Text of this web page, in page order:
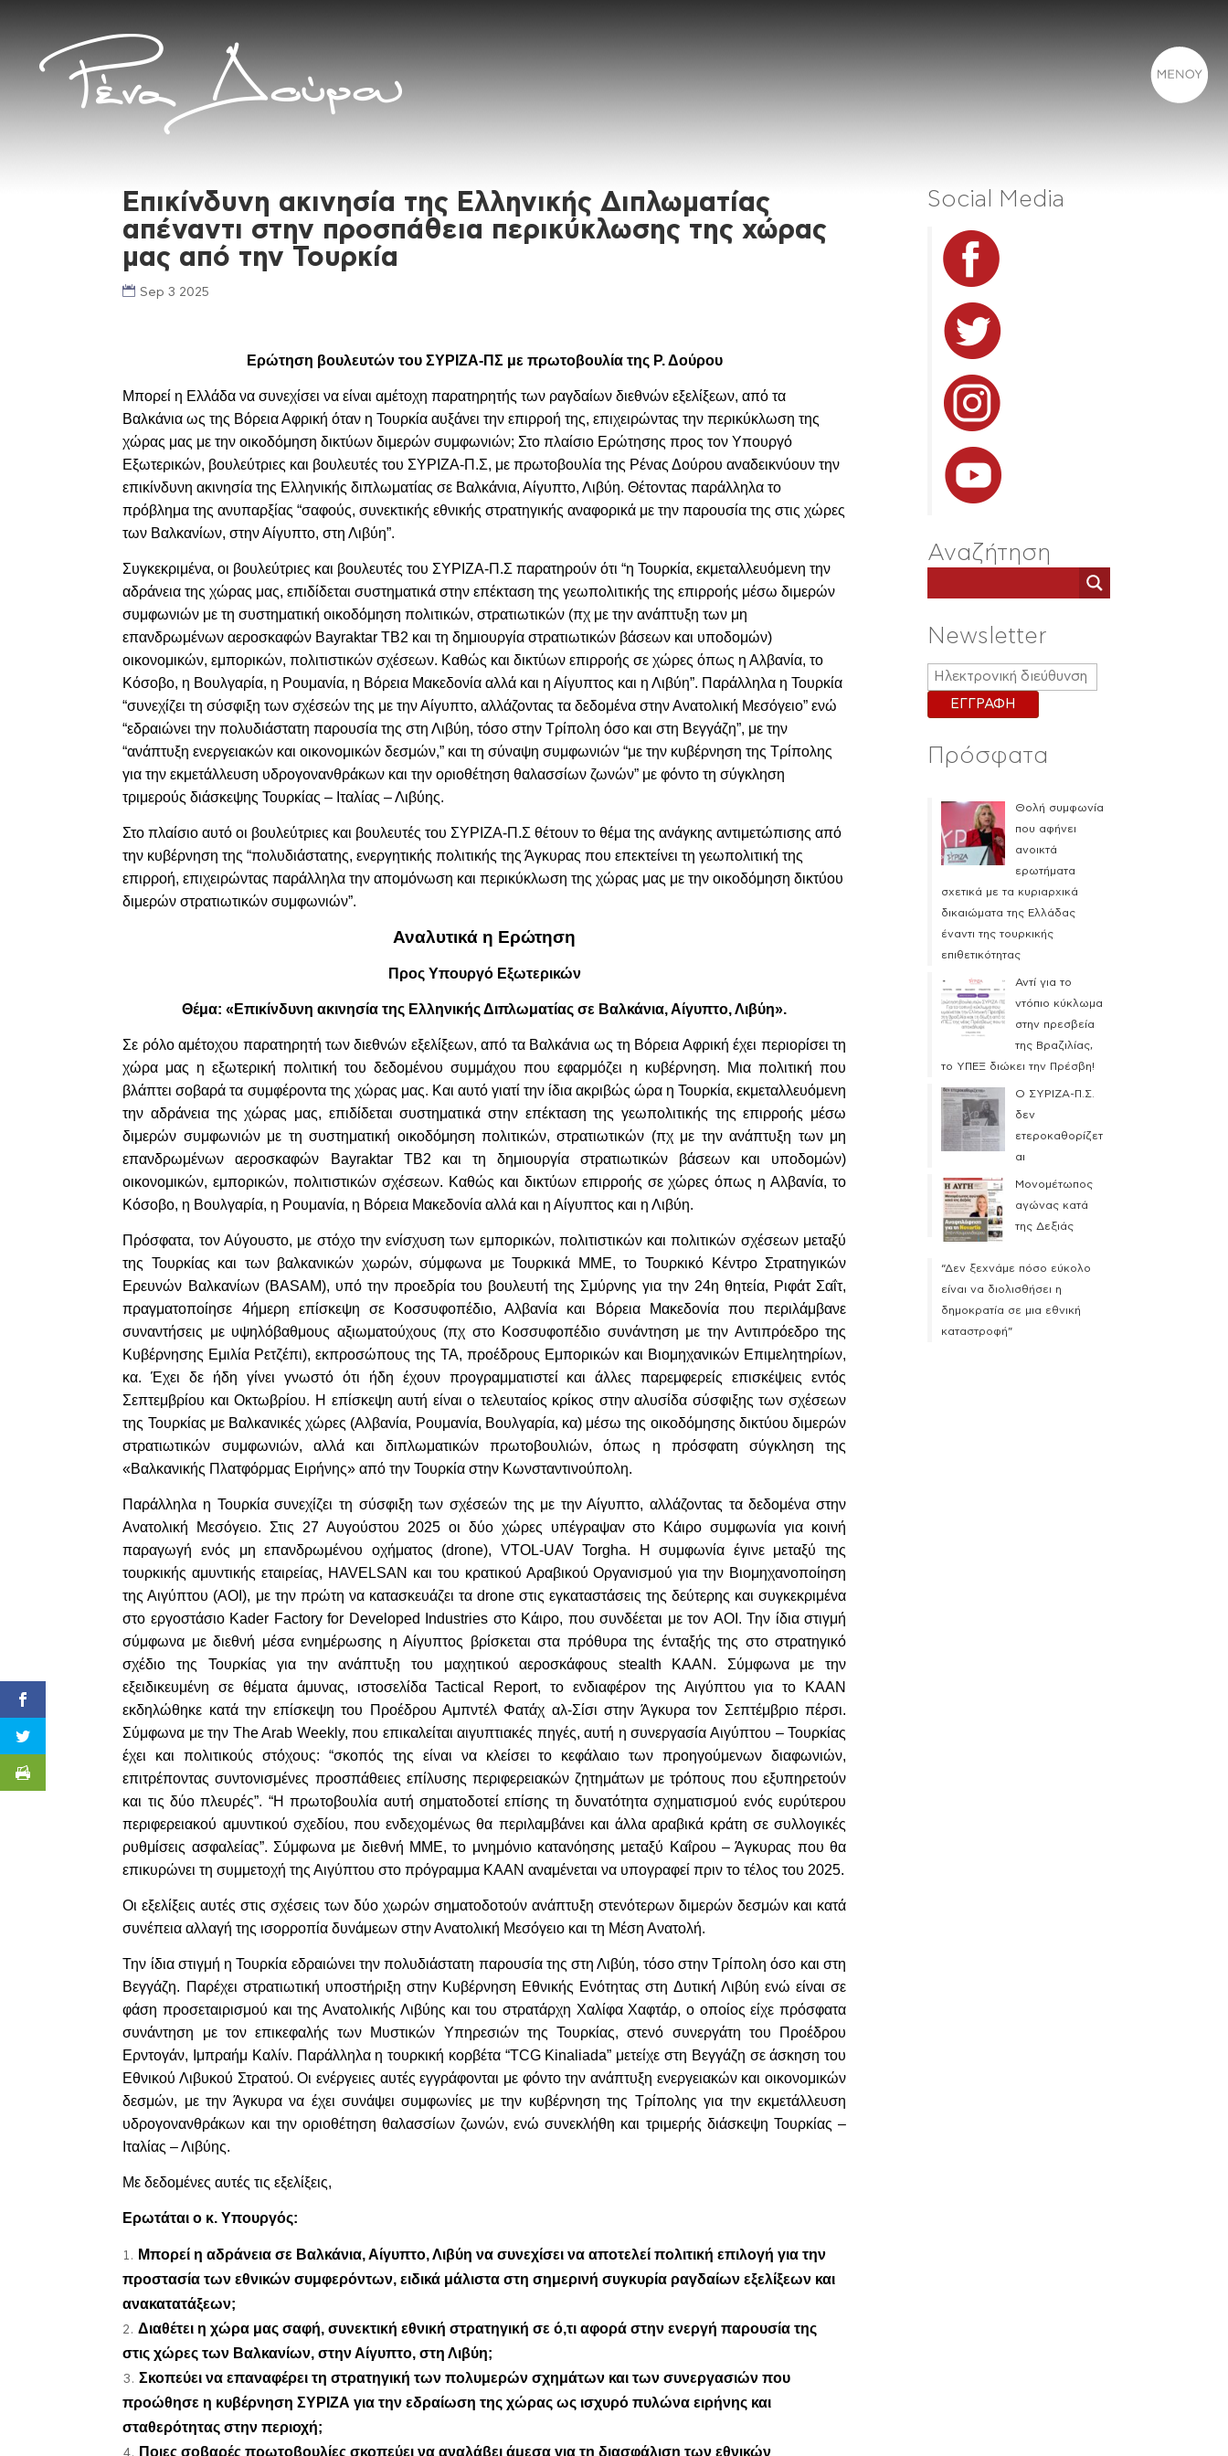
Επικίνδυνη ακινησία της Ελληνικής Διπλωματίας
απέναντι στην προσπάθεια περικύκλωσης της χώρας
μας από την Τουρκία
Sep 3 2025
Ερώτηση βουλευτών του ΣΥΡΙΖΑ-ΠΣ με πρωτοβουλία της Ρ. Δούρου
Μπορεί η Ελλάδα να συνεχίσει να είναι αμέτοχη παρατηρητής των ραγδαίων διεθνών εξελίξεων, από τα
Βαλκάνια ως της Βόρεια Αφρική όταν η Τουρκία αυξάνει την επιρροή της, επιχειρώντας την περικύκλωση της
χώρας μας με την οικοδόμηση δικτύων διμερών συμφωνιών; Στο πλαίσιο Ερώτησης προς τον Υπουργό
Εξωτερικών, βουλεύτριες και βουλευτές του ΣΥΡΙΖΑ-Π.Σ, με πρωτοβουλία της Ρένας Δούρου αναδεικνύουν την
επικίνδυνη ακινησία της Ελληνικής διπλωματίαςσε Βαλκάνια, Αίγυπτο, Λιβύη. Θέτοντας παράλληλα το
πρόβλημα της ανυπαρξίας “σαφούς, συνεκτικής εθνικής στρατηγικής αναφορικά με την παρουσία της στις χώρες
των Βαλκανίων, στην Αίγυπτο, στη Λιβύη”.
Συγκεκριμένα, οι βουλεύτριες και βουλευτές του ΣΥΡΙΖΑ-Π.Σ παρατηρούν ότι “η Τουρκία, εκμεταλλευόμενη την
αδράνεια της χώρας μας, επιδίδεται συστηματικά στην επέκταση της γεωπολιτικής της επιρροής μέσω διμερών
συμφωνιών με τη συστηματική οικοδόμηση πολιτικών, στρατιωτικών (πχ με την ανάπτυξη των μη
επανδρωμένων αεροσκαφών Bayraktar TB2 και τη δημιουργία στρατιωτικών βάσεων και υποδομών)
οικονομικών, εμπορικών, πολιτιστικών σχέσεων. Καθώς και δικτύων επιρροής σε χώρες όπως η Αλβανία, το
Κόσοβο, η Βουλγαρία, η Ρουμανία, η Βόρεια Μακεδονία αλλά και η Αίγυπτος και η Λιβύη”. Παράλληλα η Τουρκία
“συνεχίζει τη σύσφιξη των σχέσεών της με την Αίγυπτο, αλλάζοντας τα δεδομένα στην Ανατολική Μεσόγειο” ενώ
“εδραιώνει την πολυδιάστατη παρουσία της στη Λιβύη, τόσο στην Τρίπολη όσο και στη Βεγγάζη”, με την
“ανάπτυξη ενεργειακών και οικονομικών δεσμών,” και τη σύναψη συμφωνιών “με την κυβέρνηση της Τρίπολης
για την εκμετάλλευση υδρογονανθράκων και την οριοθέτηση θαλασσίων ζωνών” με φόντο τη σύγκληση
τριμερούς διάσκεψης Τουρκίας – Ιταλίας – Λιβύης.
Στο πλαίσιο αυτό οι βουλεύτριες και βουλευτές του ΣΥΡΙΖΑ-Π.Σ θέτουν το θέμα της ανάγκης αντιμετώπισης από
την κυβέρνηση της “πολυδιάστατης, ενεργητικής πολιτικής της Άγκυρας που επεκτείνει τη γεωπολιτική της
επιρροή, επιχειρώντας παράλληλα την απομόνωση και περικύκλωση της χώρας μας με την οικοδόμηση δικτύου
διμερών στρατιωτικών συμφωνιών”.
Αναλυτικά η Ερώτηση
Προς Υπουργό Εξωτερικών
Θέμα: «Επικίνδυνη ακινησία της Ελληνικής Διπλωματίας σε Βαλκάνια, Αίγυπτο, Λιβύη».
Σε ρόλο αμέτοχου παρατηρητή των διεθνών εξελίξεων, από τα Βαλκάνια ως τη Βόρεια Αφρική έχει περιορίσει τη
χώρα μας η εξωτερική πολιτική του δεδομένου συμμάχου που εφαρμόζει η κυβέρνηση. Μια πολιτική που
βλάπτει σοβαρά τα συμφέροντα της χώρας μας. Και αυτό γιατί την ίδια ακριβώς ώρα η Τουρκία, εκμεταλλευόμενη
την αδράνεια της χώρας μας, επιδίδεται συστηματικά στην επέκταση της γεωπολιτικής της επιρροής μέσω
διμερών συμφωνιών με τη συστηματική οικοδόμηση πολιτικών, στρατιωτικών (πχ με την ανάπτυξη των μη
επανδρωμένων αεροσκαφών Bayraktar TB2 και τη δημιουργία στρατιωτικών βάσεων και υποδομών)
οικονομικών, εμπορικών, πολιτιστικών σχέσεων. Καθώς και δικτύων επιρροής σε χώρες όπως η Αλβανία, το
Κόσοβο, η Βουλγαρία, η Ρουμανία, η Βόρεια Μακεδονία αλλά και η Αίγυπτος και η Λιβύη.
Πρόσφατα, τον Αύγουστο, με στόχο την ενίσχυση των εμπορικών, πολιτιστικών και πολιτικών σχέσεων μεταξύ
της Τουρκίας και των βαλκανικών χωρών, σύμφωνα με Τουρκικά ΜΜΕ, το Τουρκικό Κέντρο Στρατηγικών
Ερευνών Βαλκανίων (BASAM), υπό την προεδρία του βουλευτή της Σμύρνης για την 24η θητεία, Ριφάτ Σαΐτ,
πραγματοποίησε 4ήμερη επίσκεψη σε Κοσσυφοπέδιο, Αλβανία και Βόρεια Μακεδονία που περιλάμβανε
συναντήσεις με υψηλόβαθμους αξιωματούχους (πχ στο Κοσσυφοπέδιο συνάντηση με την Αντιπρόεδρο της
Κυβέρνησης Εμιλία Ρετζέπι), εκπροσώπους της ΤΑ, προέδρους Εμπορικών και Βιομηχανικών Επιμελητηρίων,
κα. Έχει δε ήδη γίνει γνωστό ότι ήδη έχουν προγραμματιστεί και άλλες παρεμφερείς επισκέψεις εντός
Σεπτεμβρίου και Οκτωβρίου. Η επίσκεψη αυτή είναι ο τελευταίος κρίκος στην αλυσίδα σύσφιξης των σχέσεων
της Τουρκίας με Βαλκανικές χώρες (Αλβανία, Ρουμανία, Βουλγαρία, κα) μέσω της οικοδόμησης δικτύου διμερών
στρατιωτικών συμφωνιών, αλλά και διπλωματικών πρωτοβουλιών, όπως η πρόσφατη σύγκληση της
«Βαλκανικής Πλατφόρμας Ειρήνης» από την Τουρκία στην Κωνσταντινούπολη.
Παράλληλα η Τουρκία συνεχίζει τη σύσφιξη των σχέσεών της με την Αίγυπτο, αλλάζοντας τα δεδομένα στην
Ανατολική Μεσόγειο. Στις 27 Αυγούστου 2025 οι δύο χώρες υπέγραψαν στο Κάιρο συμφωνία για κοινή
παραγωγή ενός μη επανδρωμένου οχήματος (drone), VTOL-UAV Torgha. Η συμφωνία έγινε μεταξύ της
τουρκικής αμυντικής εταιρείας, HAVELSAN και του κρατικού Αραβικού Οργανισμού για την Βιομηχανοποίηση
της Αιγύπτου (ΑΟΙ), με την πρώτη να κατασκευάζει τα drone στις εγκαταστάσεις της δεύτερης και συγκεκριμένα
στο εργοστάσιο Kader Factory for Developed Industries στο Κάιρο, που συνδέεται με τον AOI. Την ίδια στιγμή
σύμφωνα με διεθνή μέσα ενημέρωσης η Αίγυπτος βρίσκεται στα πρόθυρα της ένταξής της στο στρατηγικό
σχέδιο της Τουρκίας για την ανάπτυξη του μαχητικού αεροσκάφους stealth KAAN. Σύμφωνα με την
εξειδικευμένη σε θέματα άμυνας, ιστοσελίδα Tactical Report, το ενδιαφέρον της Αιγύπτου για το KAAN
εκδηλώθηκε κατά την επίσκεψη του Προέδρου Αμπντέλ Φατάχ αλ-Σίσι στην Άγκυρα τον Σεπτέμβριο πέρσι.
Σύμφωνα με την The Arab Weekly, που επικαλείται αιγυπτιακές πηγές, αυτή η συνεργασία Αιγύπτου – Τουρκίας
έχει και πολιτικούς στόχους: “σκοπός της είναι να κλείσει το κεφάλαιο των προηγούμενων διαφωνιών,
επιτρέποντας συντονισμένες προσπάθειες επίλυσης περιφερειακών ζητημάτων με τρόπους που εξυπηρετούν
και τις δύο πλευρές”. “Η πρωτοβουλία αυτή σηματοδοτεί επίσης τη δυνατότητα σχηματισμού ενός ευρύτερου
περιφερειακού αμυντικού σχεδίου, που ενδεχομένως θα περιλαμβάνει και άλλα αραβικά κράτη σε συλλογικές
ρυθμίσεις ασφαλείας”. Σύμφωνα με διεθνή ΜΜΕ, το μνημόνιο κατανόησης μεταξύ Καΐρου – Άγκυρας που θα
επικυρώνει τη συμμετοχή της Αιγύπτου στο πρόγραμμα KAAN αναμένεται να υπογραφεί πριν το τέλος του 2025.
Οι εξελίξεις αυτές στις σχέσεις των δύο χωρών σηματοδοτούν ανάπτυξη στενότερων διμερών δεσμών και κατά
συνέπεια αλλαγή της ισορροπία δυνάμεων στην Ανατολική Μεσόγειο και τη Μέση Ανατολή.
Την ίδια στιγμή η Τουρκία εδραιώνει την πολυδιάστατη παρουσία της στη Λιβύη, τόσο στην Τρίπολη όσο και στη
Βεγγάζη. Παρέχει στρατιωτική υποστήριξη στην Κυβέρνηση Εθνικής Ενότητας στη Δυτική Λιβύη ενώ είναι σε
φάση προσεταιρισμού και της Ανατολικής Λιβύης και του στρατάρχη Χαλίφα Χαφτάρ, ο οποίος είχε πρόσφατα
συνάντηση με τον επικεφαλής των Μυστικών Υπηρεσιών της Τουρκίας, στενό συνεργάτη του Προέδρου
Ερντογάν, Ιμπραήμ Καλίν. Παράλληλα η τουρκική κορβέτα “TCG Kinaliada” μετείχε στη Βεγγάζη σε άσκηση του
Εθνικού Λιβυκού Στρατού. Οι ενέργειες αυτές εγγράφονται με φόντο την ανάπτυξη ενεργειακών και οικονομικών
δεσμών, με την Άγκυρα να έχει συνάψει συμφωνίες με την κυβέρνηση της Τρίπολης για την εκμετάλλευση
υδρογονανθράκων και την οριοθέτηση θαλασσίων ζωνών, ενώ συνεκλήθη και τριμερής διάσκεψη Τουρκίας –
Ιταλίας – Λιβύης.
Με δεδομένες αυτές τις εξελίξεις,
Ερωτάται ο κ. Υπουργός:
Μπορεί η αδράνεια σε Βαλκάνια, Αίγυπτο, Λιβύη να συνεχίσει να αποτελεί πολιτική επιλογή για την
προστασία των εθνικών συμφερόντων, ειδικά μάλιστα στη σημερινή συγκυρία ραγδαίων εξελίξεων και
ανακατατάξεων;
Διαθέτει η χώρα μας σαφή, συνεκτική εθνική στρατηγική σε ό,τι αφορά στην ενεργή παρουσία της
στις χώρες των Βαλκανίων, στην Αίγυπτο, στη Λιβύη;
Σκοπεύει να επαναφέρει τη στρατηγική των πολυμερών σχημάτων και των συνεργασιών που
προώθησε η κυβέρνηση ΣΥΡΙΖΑ για την εδραίωση της χώρας ως ισχυρό πυλώνα ειρήνης και
σταθερότητας στην περιοχή;
Ποιες σοβαρές πρωτοβουλίες σκοπεύει να αναλάβει άμεσα για τη διασφάλιση των εθνικών
Social Media
Αναζήτηση
Newsletter
Πρόσφατα
Θολή συμφωνία
που αφήνει
ανοικτά
ερωτήματα
σχετικά με τα κυριαρχικά
δικαιώματα της Ελλάδας
έναντι της τουρκικής
επιθετικότητας
Αντί για το
ντόπιο κύκλωμα
στην πρεσβεία
της Βραζιλίας,
το ΥΠΕΞ διώκει την Πρέσβη!
Ο ΣΥΡΙΖΑ-Π.Σ.
δεν
ετεροκαθορίζετ
αι
Μονομέτωπος
αγώνας κατά
της Δεξιάς
“Δεν ξεχνάμε πόσο εύκολο
είναι να διολισθήσει η
δημοκρατία σε μια εθνική
καταστροφή”